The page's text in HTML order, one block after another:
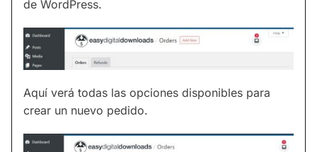
de WordPress.
Aquí verá todas las opciones disponibles para
crear un nuevo pedido.